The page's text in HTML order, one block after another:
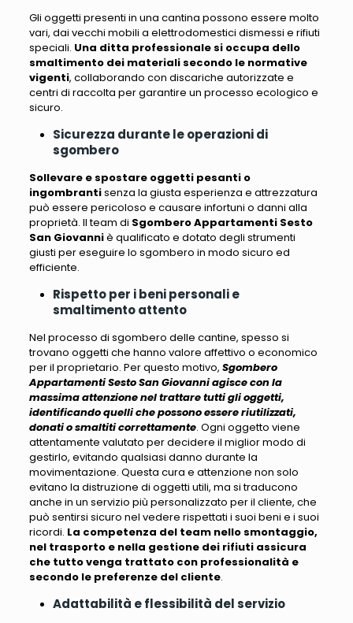
Gli oggetti presenti in una cantina possono essere molto
vari, dai vecchi mobili a elettrodomestici dismessi e rifiuti
speciali. Una ditta professionale si occupa dello
smaltimento dei materiali secondo le normative
vigenti, collaborando con discariche autorizzate e
centri di raccolta per garantire un processo ecologico e
sicuro.
Sicurezza durante le operazioni di
sgombero
Sollevare e spostare oggetti pesanti o
ingombrantisenza la giusta esperienza e attrezzatura
può essere pericoloso e causare infortuni o danni alla
proprietà. Il team di Sgombero Appartamenti Sesto
San Giovanniè qualificato e dotato degli strumenti
giusti per eseguire lo sgombero in modo sicuro ed
efficiente.
Rispetto per i beni personali e
smaltimento attento
Nel processo di sgombero delle cantine, spesso si
trovano oggetti che hanno valore affettivo o economico
per il proprietario. Per questo motivo, Sgombero
Appartamenti Sesto San Giovanni agisce con la
massima attenzione nel trattare tutti gli oggetti,
identificando quelli che possono essere riutilizzati,
donati o smaltiti correttamente. Ogni oggetto viene
attentamente valutato per decidere il miglior modo di
gestirlo, evitando qualsiasi danno durante la
movimentazione. Questa cura e attenzione non solo
evitano la distruzione di oggetti utili, ma si traducono
anche in un servizio più personalizzato per il cliente, che
può sentirsi sicuro nel vedere rispettati i suoi beni e i suoi
ricordi. La competenza del team nello smontaggio,
nel trasporto e nella gestione dei rifiuti assicura
che tutto venga trattato con professionalità e
secondo le preferenze del cliente.
Adattabilità e flessibilità del servizio